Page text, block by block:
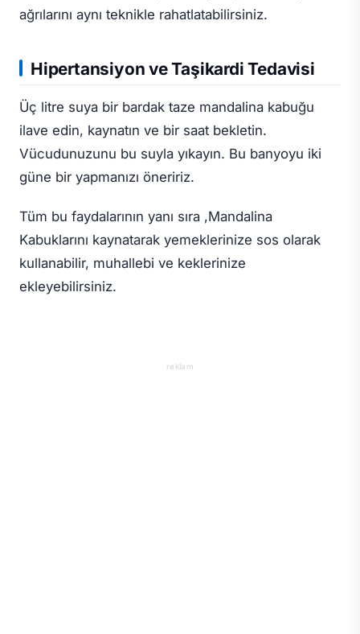
ağrılarını aynı teknikle rahatlatabilirsiniz.
Hipertansiyon ve Taşikardi Tedavisi
Üç litre suya bir bardak taze mandalina kabuğu
ilave edin, kaynatın ve bir saat bekletin.
Vücudunuzunu bu suyla yıkayın. Bu banyoyu iki
güne bir yapmanızı öneririz.
Tüm bu faydalarının yanı sıra ,Mandalina
Kabuklarını kaynatarak yemeklerinize sos olarak
kullanabilir, muhallebi ve keklerinize
ekleyebilirsiniz.
reklam